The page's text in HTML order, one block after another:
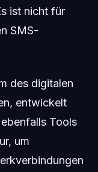
ist nicht für
SMS-
des digitalen
entwickelt
Tools
um